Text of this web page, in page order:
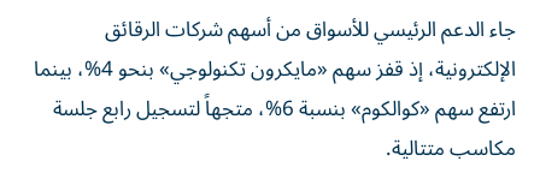
جاء الدعم الرئيسي للأسواق من أسهم شركات الرقائق
الإلكترونية، إذ قفز سهم «مايكرون تكنولوجي» بنحو 4%، بينما
ارتفع سهم «كوالكوم» بنسبة 6%، متجهاً لتسجيل رابع جلسة
مكاسب متتالية.